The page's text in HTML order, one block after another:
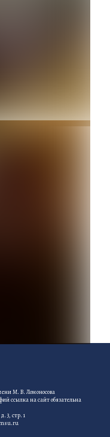
М. В. Ломоносова
ссылка на сайт обязательна
3, стр. 1